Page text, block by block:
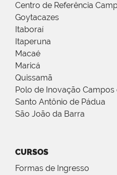
Centro de Referência
Goytacazes
Itaboraí
Itaperuna
Macaé
Maricá
Quissamã
Polo de Inovação
Santo Antônio de Pádua
São João da Barra
CURSOS
Formas de Ingresso